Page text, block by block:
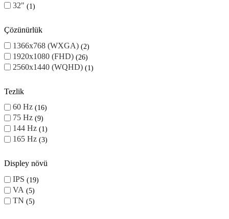
32" 1
Çözünürlük
1366x768 (WXGA)
2
1920x1080 (FHD) 26
2560x1440 (WQHD) 1
Tezlik
60 Hz
16
75 Hz 9
144 Hz 1
165 Hz 3
Displey növü
IPS
19
VA 5
TN 5